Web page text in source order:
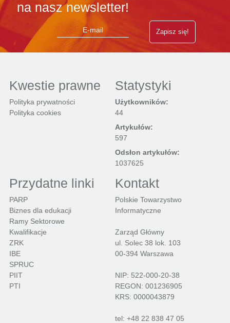
na nasz newsletter!
Kwestie prawne
Polityka prywatności
Polityka cookies
Statystyki
Użytkowników:
44
Artykułów:
597
Odsłon artykułów:
1037625
Przydatne linki
PARP
Biznes dla edukacji
Ramy Sektorowe
Kwalifikacje
ZRK
IBE
SPRUC
PIIT
PTI
Kontakt
Polskie Towarzystwo
Informatyczne
Zarząd Główny
ul. Solec 38 lok. 103
00-394 Warszawa
NIP: 522-000-20-38
REGON: 001236905
KRS: 0000043879
tel: +48 22 838 47 05